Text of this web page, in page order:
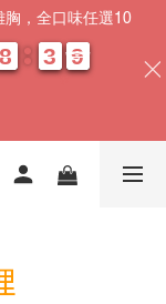
胸，全口味任選10
8
8
8
8 3
3
3
3 0
0
8
8
8
8